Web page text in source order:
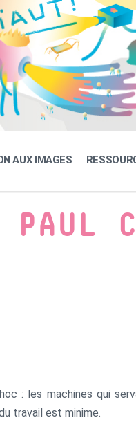
AUX IMAGES
: les machines qui
travail est minime.